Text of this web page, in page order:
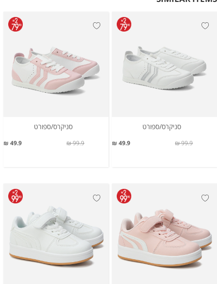
סניקרס/ספורט
49.9 ₪ 99.9 ₪
סניקרס/ספורט
49.9 ₪ 99.9 ₪